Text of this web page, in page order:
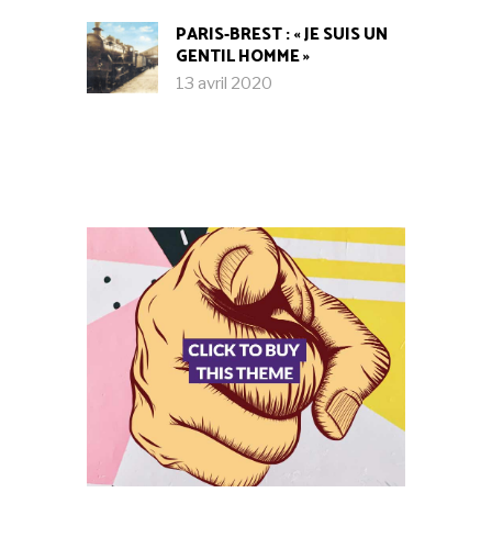
PARIS-BREST : « JE SUIS UN
GENTIL HOMME »
13 avril 2020